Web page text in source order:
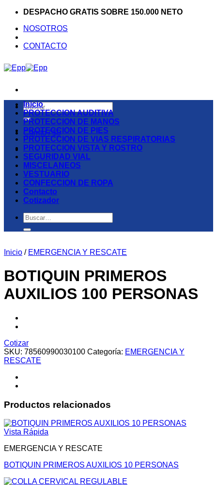
Saltar
contenido
DESPACHO GRATIS SOBRE 150.000 NETO
NOSOTROS
CONTACTO
Buscar
por:
Carrito /$0
Inicio
PROTECCION AUDITIVA
PROTECCION DE MANOS
PROTECCION DE PIES
PROTECCION DE VIAS RESPIRATORIAS
PROTECCION VISTA Y ROSTRO
SEGURIDAD VIAL
MISCELANEOS
VESTUARIO
CONFECCION DE ROPA
Contacto
Cotizador
Buscar
por:
Inicio / EMERGENCIA Y RESCATE
BOTIQUIN PRIMEROS
AUXILIOS 100 PERSONAS
Cotizar
SKU: 78560990030100 Categoría: EMERGENCIA Y
RESCATE
Productos relacionados
Vista Rápida
EMERGENCIA Y RESCATE
BOTIQUIN PRIMEROS AUXILIOS 10 PERSONAS